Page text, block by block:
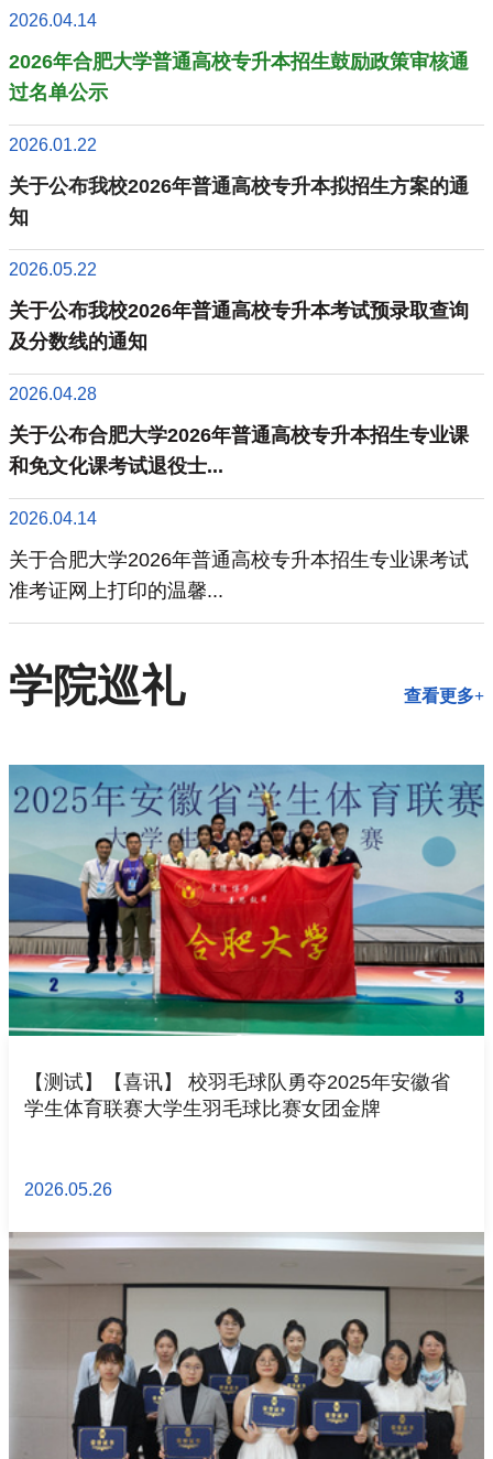
2026.04.14
2026年合肥大学普通高校专升本招生鼓励政策审核通
过名单公示
2026.01.22
关于公布我校2026年普通高校专升本拟招生方案的通
知
2026.05.22
关于公布我校2026年普通高校专升本考试预录取查询
及分数线的通知
2026.04.28
关于公布合肥大学2026年普通高校专升本招生专业课
和免文化课考试退役士...
2026.04.14
关于合肥大学2026年普通高校专升本招生专业课考试
准考证网上打印的温馨...
学院巡礼 查看更多+
【测试】【喜讯】 校羽毛球队勇夺2025年安徽省
学生体育联赛大学生羽毛球比赛女团金牌
2026.05.26